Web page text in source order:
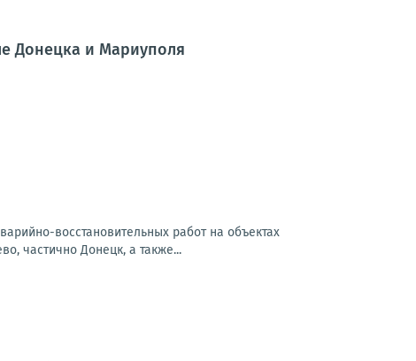
Донецка и Мариуполя
восстановительных работ на объектах
частично Донецк, а также...